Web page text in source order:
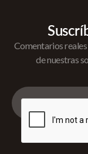
Comentarios
de nuestras